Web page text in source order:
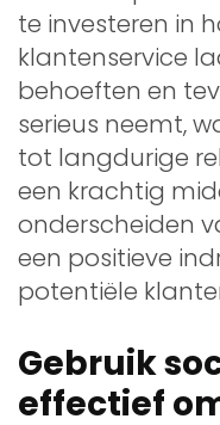
te investeren in
klantenservice
behoeften en
serieus neemt,
tot langdurige
een krachtig
onderscheiden
een positieve
potentiële
Gebruik
effectief